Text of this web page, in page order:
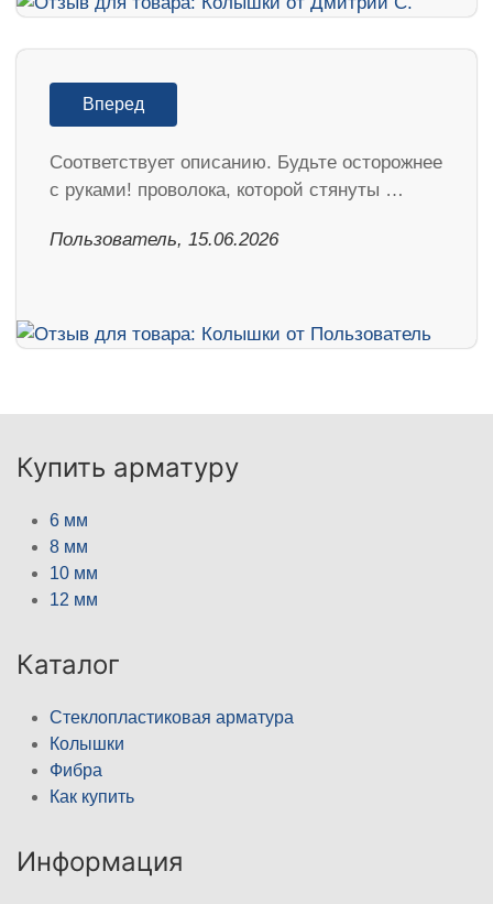
Вперед
Соответствует описанию. Будьте осторожнее
с руками! проволока, которой стянуты …
Пользователь, 15.06.2026
Купить арматуру
6 мм
8 мм
10 мм
12 мм
Каталог
Стеклопластиковая арматура
Колышки
Фибра
Как купить
Информация